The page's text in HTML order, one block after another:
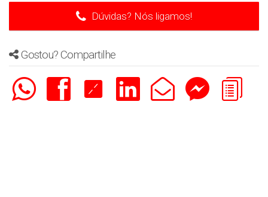
Dúvidas? Nós ligamos!
Gostou? Compartilhe